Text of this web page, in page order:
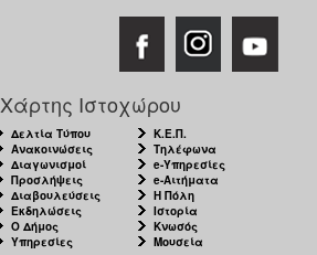
Χάρτης Ιστοχώρου
Δελτία Τύπου
Ανακοινώσεις
Διαγωνισμοί
Προσλήψεις
Διαβουλεύσεις
Εκδηλώσεις
Ο Δήμος
Υπηρεσίες
Κ.Ε.Π.
Τηλέφωνα
e-Υπηρεσίες
e-Αιτήματα
Η Πόλη
Ιστορία
Κνωσός
Μουσεία